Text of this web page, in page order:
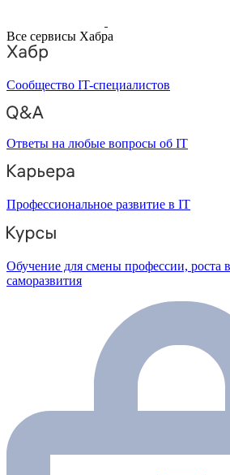
Все сервисы Хабра
Сообщество IT-специалистов
Ответы на любые вопросы об IT
Профессиональное развитие в IT
Обучение для смены профессии, роста
саморазвития